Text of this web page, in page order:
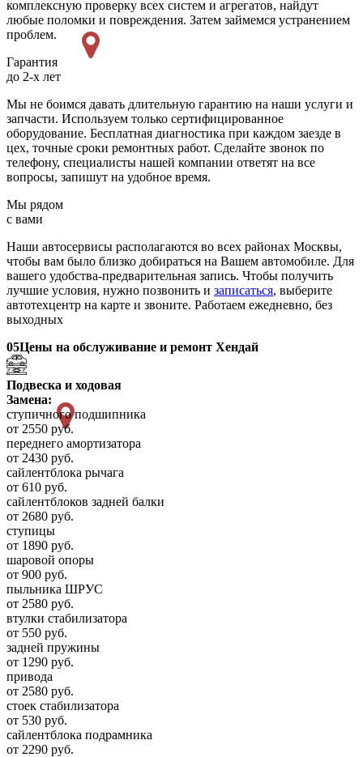
комплексную проверку всех систем и агрегатов, найдут
любые поломки и повреждения. Затем займемся устранением
проблем.
Гарантия
до 2-х лет
Мы не боимся давать длительную гарантию на наши услуги и
запчасти. Используем только сертифицированное
оборудование. Бесплатная диагностика при каждом заезде в
цех, точные сроки ремонтных работ. Сделайте звонок по
телефону, специалисты нашей компании ответят на все
вопросы, запишут на удобное время.
Мы рядом
с вами
Наши автосервисы располагаются во всех районах Москвы,
чтобы вам было близко добираться на Вашем автомобиле. Для
вашего удобства-предварительная запись. Чтобы получить
лучшие условия, нужно позвонить и записаться, выберите
автотехцентр на карте и звоните. Работаем ежедневно, без
выходных
05Цены на обслуживание и ремонт Хендай
Подвеска и ходовая
Замена:
ступичного подшипника
от 2550 руб.
переднего амортизатора
от 2430 руб.
сайлентблока рычага
от 610 руб.
сайлентблоков задней балки
от 2680 руб.
ступицы
от 1890 руб.
шаровой опоры
от 900 руб.
пыльника ШРУС
от 2580 руб.
втулки стабилизатора
от 550 руб.
задней пружины
от 1290 руб.
привода
от 2580 руб.
стоек стабилизатора
от 530 руб.
сайлентблока подрамника
от 2290 руб.